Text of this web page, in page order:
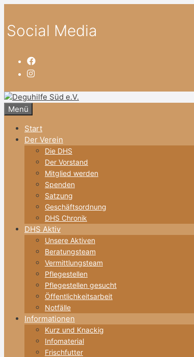
springen
Social Media
Menü
Start
Der Verein
Die DHS
Der Vorstand
Mitglied werden
Spenden
Satzung
Geschäftsordnung
DHS Chronik
DHS Aktiv
Unsere Aktiven
Beratungsteam
Vermittlungsteam
Pflegestellen
Pflegestellen gesucht
Öffentlichkeitsarbeit
Notfälle
Informationen
Kurz und Knackig
Infomaterial
Frischfutter